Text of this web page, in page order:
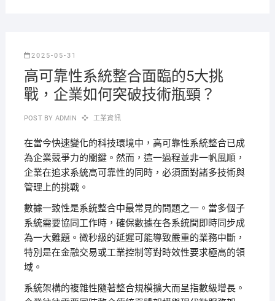
2025-05-31
高可靠性系統整合面臨的5大挑
戰，企業如何突破技術瓶頸？
POST BY ADMIN 工業資訊
在當今快速變化的科技環境中，高可靠性系統整合已成
為企業競爭力的關鍵。然而，這一過程並非一帆風順，
企業在追求系統高可靠性的同時，必須面對諸多技術與
管理上的挑戰。
數據一致性是系統整合中最常見的問題之一。當多個子
系統需要協同工作時，確保數據在各系統間即時同步成
為一大難題。微秒級的延遲可能導致嚴重的業務中斷，
特別是在金融交易或工業控制等對時效性要求極高的領
域。
系統架構的複雜性隨著整合規模擴大而呈指數級增長。